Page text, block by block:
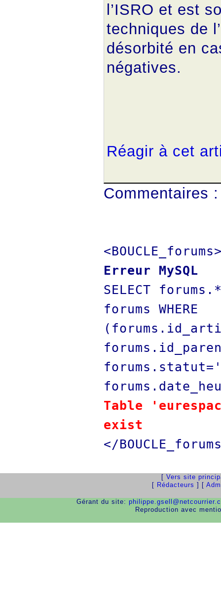
l’ISRO et est
techniques de
désorbité en
négatives.
Réagir à cet
Commentaires :
Erreur MySQL
SELECT
forums WHERE
Table
exist
</
[ Vers site
[ Rédacteurs ] [
Gérant du site:
Reproduction avec